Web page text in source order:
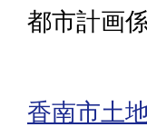
都市計画
香南市土